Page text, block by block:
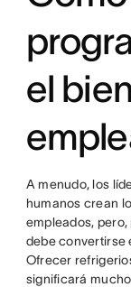
el
A menudo, los
humanos crean
empleados,
debe convertirse
Ofrecer
significará